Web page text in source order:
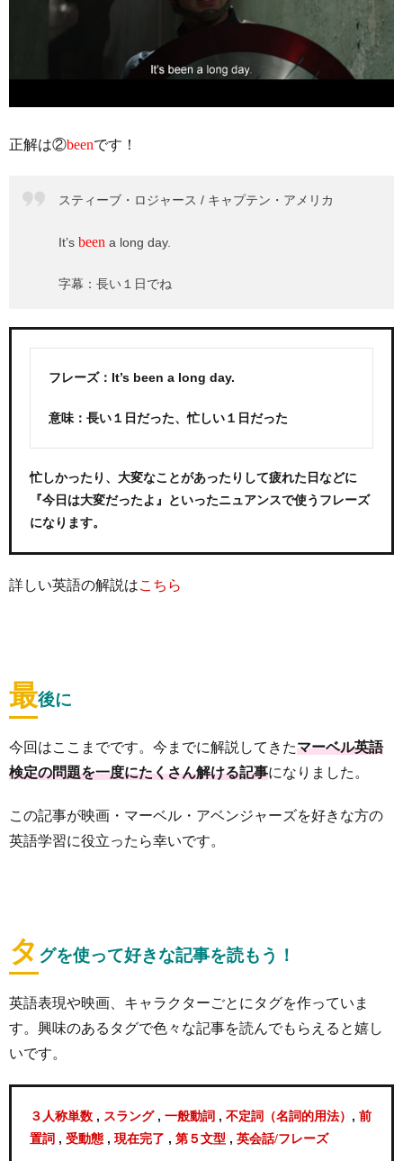
正解は②beenです！
スティーブ・ロジャース / キャプテン・アメリカ
It’s been a long day.
字幕：長い１日でね
フレーズ：It’s been a long day.
意味：長い１日だった、忙しい１日だった
忙しかったり、大変なことがあったりして疲れた日などに
『今日は大変だったよ』といったニュアンスで使うフレーズ
になります。
詳しい英語の解説はこちら
最後に
今回はここまでです。今までに解説してきたマーベル英語
検定の問題を一度にたくさん解ける記事になりました。
この記事が映画・マーベル・アベンジャーズを好きな方の
英語学習に役立ったら幸いです。
タ グを使って好きな記事を読もう！
英語表現や映画、キャラクターごとにタグを作っていま
す。興味のあるタグで色々な記事を読んでもらえると嬉し
いです。
３人称単数 , スラング, 一般動詞 , 不定詞（名詞的用法） , 前
置詞 , 受動態 , 現在完了 , 第５文型 , 英会話/フレーズ